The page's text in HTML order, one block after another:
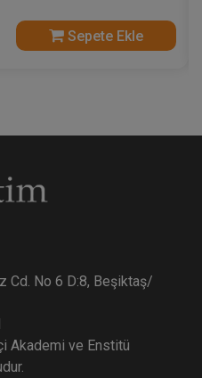
Sepete Ekle
Cd. No 6 D:8, Beşiktaş/
Akademi ve Enstitü